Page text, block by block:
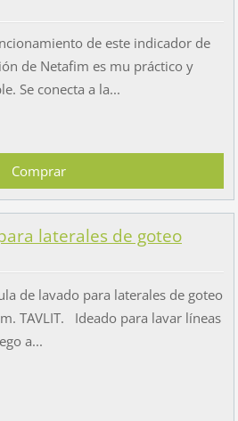
de este indicador de
de Netafim es mu práctico y
Se conecta a la...
laterales de goteo
de lavado para laterales de goteo
TAVLIT. Ideado para lavar líneas
a...